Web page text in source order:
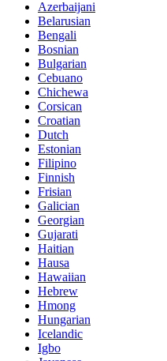
Azerbaijani
Belarusian
Bengali
Bosnian
Bulgarian
Cebuano
Chichewa
Corsican
Croatian
Dutch
Estonian
Filipino
Finnish
Frisian
Galician
Georgian
Gujarati
Haitian
Hausa
Hawaiian
Hebrew
Hmong
Hungarian
Icelandic
Igbo